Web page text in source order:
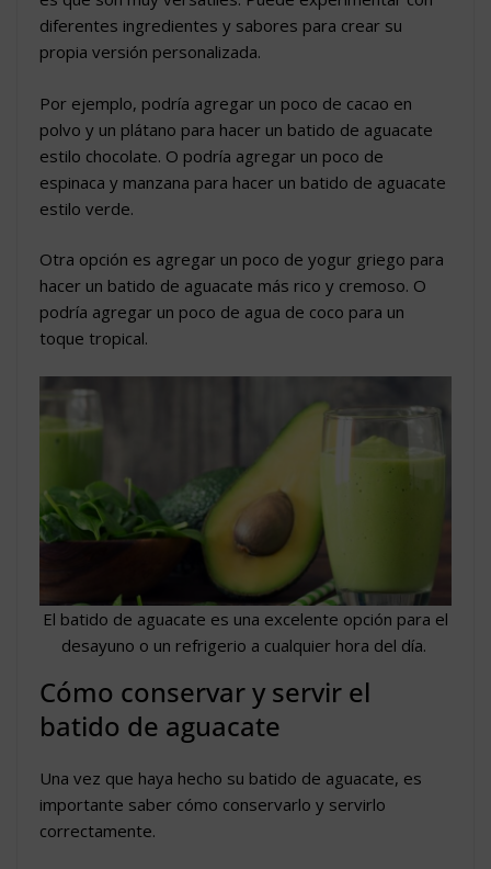
diferentes ingredientes y sabores para crear su
propia versión personalizada.
Por ejemplo, podría agregar un poco de cacao en
polvo y un plátano para hacer un batido de aguacate
estilo chocolate. O podría agregar un poco de
espinaca y manzana para hacer un batido de aguacate
estilo verde.
Otra opción es agregar un poco de yogur griego para
hacer un batido de aguacate más rico y cremoso. O
podría agregar un poco de agua de coco para un
toque tropical.
El batido de aguacate es una excelente opción para el
desayuno o un refrigerio a cualquier hora del día.
Cómo conservar y servir el
batido de aguacate
Una vez que haya hecho su batido de aguacate, es
importante saber cómo conservarlo y servirlo
correctamente.